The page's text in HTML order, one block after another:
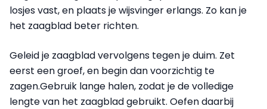
losjes vast, en plaats je wijsvinger erlangs. Zo kan je
het zaagblad beter richten.
Geleid je zaagblad vervolgens tegen je duim. Zet
eerst een groef, en begin dan voorzichtig te
zagen.Gebruik lange halen, zodat je de volledige
lengte van het zaagblad gebruikt. Oefen daarbij